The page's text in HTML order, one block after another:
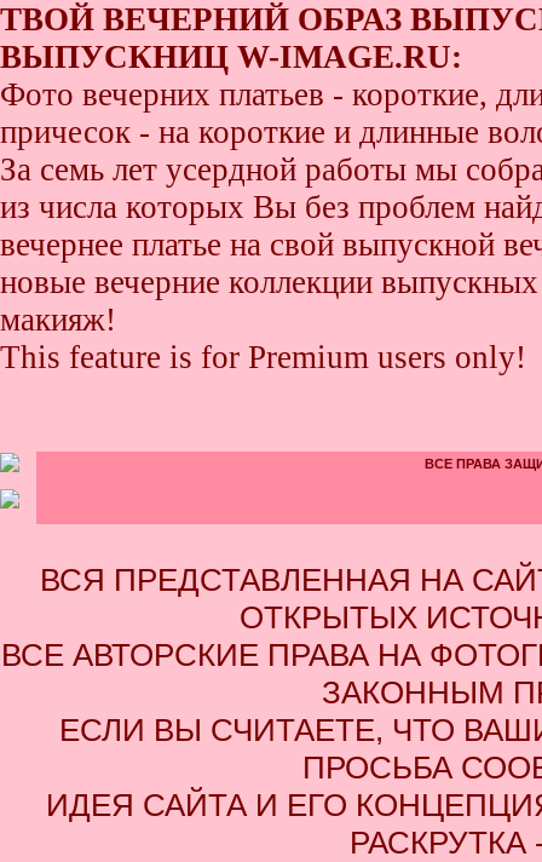
ТВОЙ ВЕЧЕРНИЙ ОБРАЗ
ВЫПУСКНИЦ W-IMAGE.RU:
Фото вечерних платьев - короткие,
причесок - на короткие и длинные
За семь лет усердной работы мы
из числа которых Вы без проблем
вечернее платье на свой выпускной
новые вечерние коллекции
макияж!
This feature is for Premium users only!
ВСЕ ПРАВА
ВСЯ ПРЕДСТАВЛЕННАЯ НА
ОТКРЫТЫХ
ВСЕ АВТОРСКИЕ ПРАВА НА
ЗАКОННЫМ
ЕСЛИ ВЫ СЧИТАЕТЕ, ЧТО
ПРОСЬБА
ИДЕЯ САЙТА И ЕГО
РАСКРУТКА